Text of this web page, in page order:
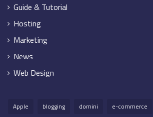
Guide & Tutorial
Hosting
Marketing
News
Web Design
Apple blogging domini e-commerce